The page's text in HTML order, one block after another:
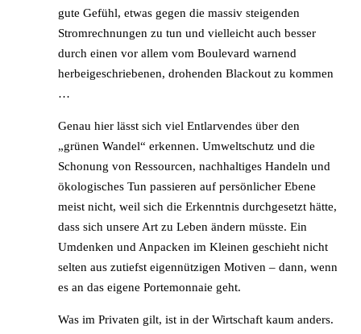
gute Gefühl, etwas gegen die massiv steigenden
Stromrechnungen zu tun und vielleicht auch besser
durch einen vor allem vom Boulevard warnend
herbeigeschriebenen, drohenden Blackout zu kommen
…
Genau hier lässt sich viel Entlarvendes über den
„grünen Wandel“ erkennen. Umweltschutz und die
Schonung von Ressourcen, nachhaltiges Handeln und
ökologisches Tun passieren auf persönlicher Ebene
meist nicht, weil sich die Erkenntnis durchgesetzt hätte,
dass sich unsere Art zu Leben ändern müsste. Ein
Umdenken und Anpacken im Kleinen geschieht nicht
selten aus zutiefst eigennützigen Motiven – dann, wenn
es an das eigene Portemonnaie geht.
Was im Privaten gilt, ist in der Wirtschaft kaum anders.